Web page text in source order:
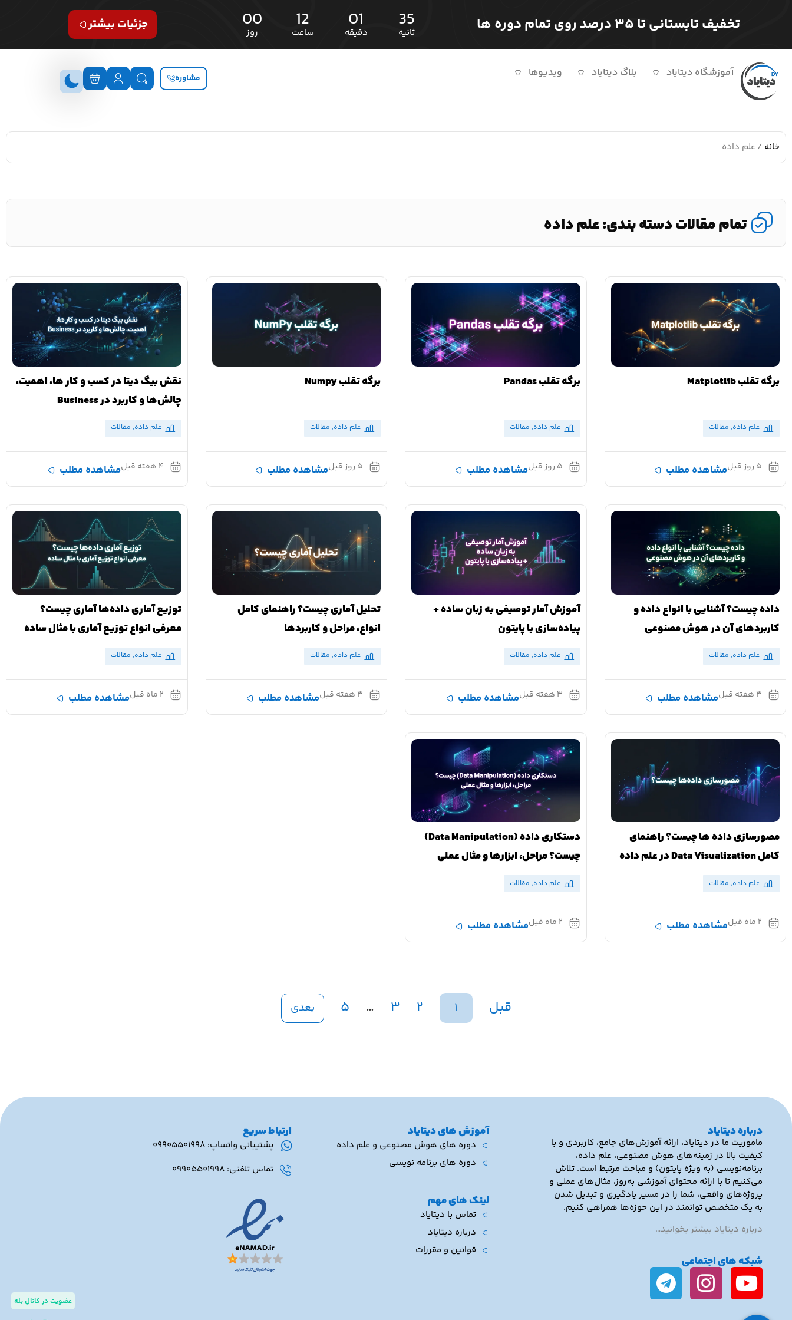
تخفیف تابستانی تا ۳۵ درصد روی تمام دوره ها 00
روز
12
ساعت
01
دقیقه
35
ثانیه جزئیات بیشتر
مشاوره آموزشگاه دیتایاد بلاگ دیتایاد ویدیوها
خانه / علم داده
تمام مقالات دسته بندی: علم داده
برگه تقلب Matplotlib
علم داده, مقالات
۵ روز قبل مشاهده مطلب
برگه تقلب Pandas
علم داده, مقالات
۵ روز قبل مشاهده مطلب
برگه تقلب Numpy
علم داده, مقالات
۵ روز قبل مشاهده مطلب
نقش بیگ دیتا در کسب و کار ها، اهمیت،
چالش‌ها و کاربرد در Business
علم داده, مقالات
۴ هفته قبل مشاهده مطلب
داده چیست؟ آشنایی با انواع داده و
کاربردهای آن در هوش مصنوعی
علم داده, مقالات
۳ هفته قبل مشاهده مطلب
آموزش آمار توصیفی به زبان ساده +
پیاده‌سازی با پایتون
علم داده, مقالات
۳ هفته قبل مشاهده مطلب
تحلیل آماری چیست؟ راهنمای کامل
انواع، مراحل و کاربردها
علم داده, مقالات
۳ هفته قبل مشاهده مطلب
توزیع آماری داده‌ها آماری چیست؟
معرفی انواع توزیع آماری با مثال ساده
علم داده, مقالات
۲ ماه قبل مشاهده مطلب
مصورسازی داده‌ ها چیست؟ راهنمای
کامل Data Visualization در علم داده
علم داده, مقالات
۲ ماه قبل مشاهده مطلب
دستکاری داده (Data Manipulation)
چیست؟ مراحل، ابزارها و مثال عملی
علم داده, مقالات
۲ ماه قبل مشاهده مطلب
قبل ۱ ۲ ۳ … ۵ بعدی
درباره دیتایاد
ماموریت ما در دیتایاد، ارائه آموزش‌های جامع، کاربردی و با
کیفیت بالا در زمینه‌های هوش مصنوعی، علم داده،
برنامه‌نویسی (به ویژه پایتون) و مباحث مرتبط است. تلاش
می‌کنیم تا با ارائه محتوای آموزشی به‌روز، مثال‌های عملی و
پروژه‌های واقعی، شما را در مسیر یادگیری و تبدیل شدن
به یک متخصص توانمند در این حوزه‌ها همراهی کنیم.
درباره دیتایاد بیشتر بخوانید…
شبکه های اجتماعی
آموزش های دیتایاد
دوره های هوش مصنوعی و علم داده
دوره های برنامه نویسی
لینک های مهم
تماس با دیتایاد
درباره دیتایاد
قوانین و مقررات
ارتباط سریع
پشتیبانی واتساپ: ۰۹۹۰۵۵۰۱۹۹۸
تماس تلفنی: ۰۹۹۰۵۵۰۱۹۹۸
عضویت در کانال بله